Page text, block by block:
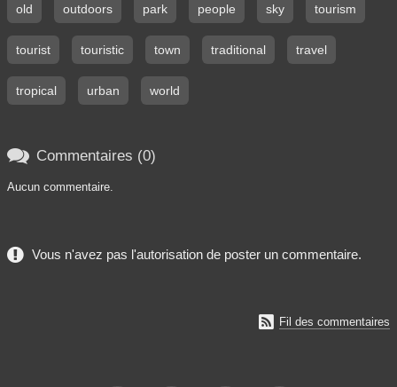
old outdoors park people sky tourism
tourist touristic town traditional travel
tropical urban world
 Commentaires (0)
Aucun commentaire.
Vous n'avez pas l'autorisation de poster un commentaire.
 Fil des commentaires